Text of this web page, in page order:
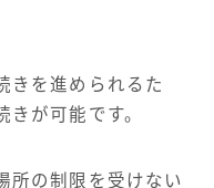
きを進められるた
が可能です。
所の制限を受けない